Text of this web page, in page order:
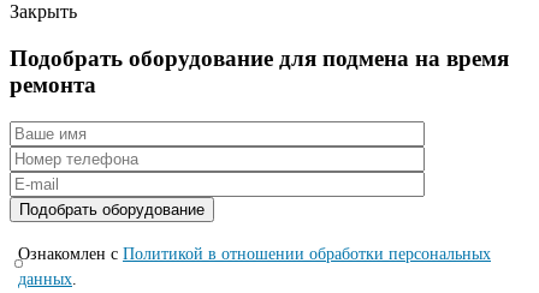
Закрыть
Подобрать оборудование для подмена на время
ремонта
Ознакомлен с Политикой в отношении обработки персональных
данных